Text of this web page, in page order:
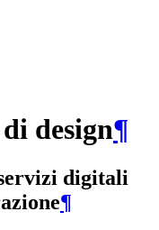
design¶
digitali
¶